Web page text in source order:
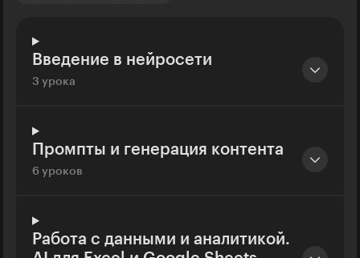
Введение в нейросети
3 урока
Промпты и генерация контента
6 уроков
Работа с данными и аналитикой.